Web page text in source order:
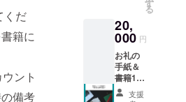
くだ
籍に
ント
備考
い。 ※
お礼の
手紙は
全て直
筆です
す
る
20,
000 円
お礼の
手紙＆
書籍10
冊。 さ
支援